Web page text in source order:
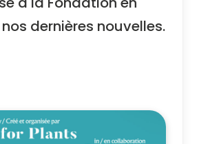
dernières nouvelles.